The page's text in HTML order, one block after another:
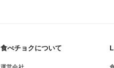
食べチョクについて